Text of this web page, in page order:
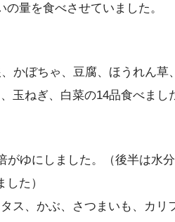
量を食べさせていました。
かぼちゃ、豆腐、ほうれん草
玉ねぎ、白菜の14品食べま
がゆにしました。（後半は水
た）
ス、かぶ、さつまいも、カリ